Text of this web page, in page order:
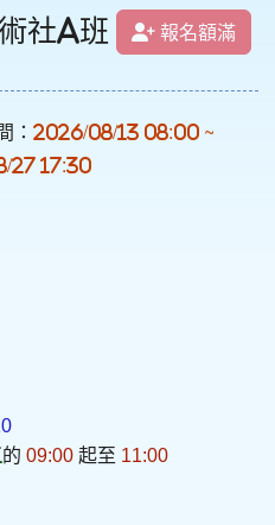
社A班 報名額滿
： 2026/08/13 08:00 ~
27 17:30
的 09:00 起至 11:00